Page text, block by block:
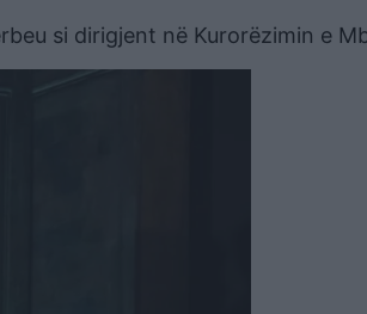
si dirigjent në Kurorëzimin e